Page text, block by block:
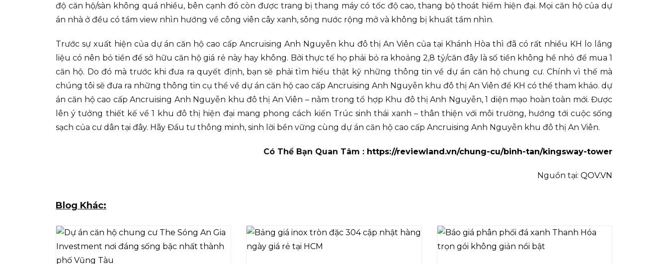
độ căn hộ/sàn không quá nhiều, bên cạnh đó còn được trang bị thang máy có tốc độ cao, thang bộ thoát hiểm hiện đại. Mọi căn hộ của dự
án nhà ở đều có tầm view nhìn hướng về công viên cây xanh, sông nước rộng mở và không bị khuất tầm nhìn.
Trước sự xuất hiện của dự án căn hộ cao cấp Ancruising Anh Nguyễn khu đô thị An Viên của tại Khánh Hòa thì đã có rất nhiều KH lo lắng
liệu có nên bỏ tiền để sở hữu căn hộ giá rẻ này hay không. Bởi thực tế họ phải bỏ ra khoảng 2,8 tỷ/căn đây là số tiền không hề nhỏ để mua 1
căn hộ. Do đó mà trước khi đưa ra quyết định, bạn sẽ phải tìm hiểu thật kỹ những thông tin về dự án căn hộ chung cư. Chính vì thế mà
chúng tôi sẽ đưa ra những thông tin cụ thể về dự án căn hộ cao cấp Ancruising Anh Nguyễn khu đô thị An Viên để KH có thể tham khảo. dự
án căn hộ cao cấp Ancruising Anh Nguyễn khu đô thị An Viên – nằm trong tổ hợp Khu đô thị Anh Nguyễn, 1 diện mạo hoàn toàn mới. Được
lên ý tưởng thiết kế về 1 khu đô thị hiện đại mang phong cách kiến Trúc sinh thái xanh – thân thiện với môi trường, hướng tới cuộc sống
sạch của cư dân tại đây. Hãy Đầu tư thông minh, sinh lời bền vững cùng dự án căn hộ cao cấp Ancruising Anh Nguyễn khu đô thị An Viên.
Có Thể Bạn Quan Tâm : https://reviewland.vn/chung-cu/binh-tan/kingsway-tower
Nguồn tại: QOV.VN
Blog Khác: